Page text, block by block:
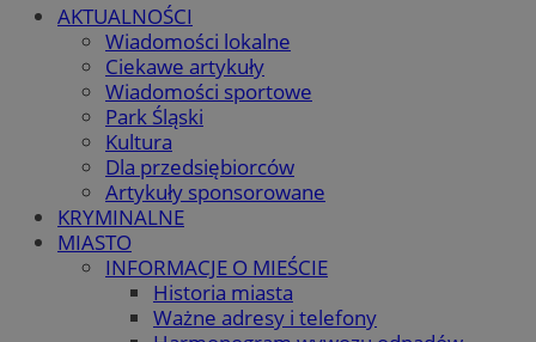
AKTUALNOŚCI
Wiadomości lokalne
Ciekawe artykuły
Wiadomości sportowe
Park Śląski
Kultura
Dla przedsiębiorców
Artykuły sponsorowane
KRYMINALNE
MIASTO
INFORMACJE O MIEŚCIE
Historia miasta
Ważne adresy i telefony